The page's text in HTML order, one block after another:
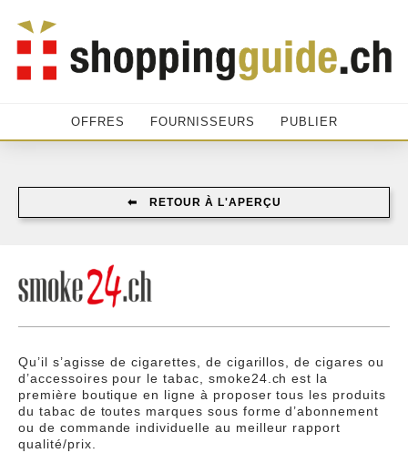
OFFRES FOURNISSEURS PUBLIER
⬅︎ RETOUR À L'APERÇU
Qu’il s’agisse de cigarettes, de cigarillos, de cigares ou
d’accessoires pour le tabac, smoke24.ch est la
première boutique en ligne à proposer tous les produits
du tabac de toutes marques sous forme d’abonnement
ou de commande individuelle au meilleur rapport
qualité/prix.